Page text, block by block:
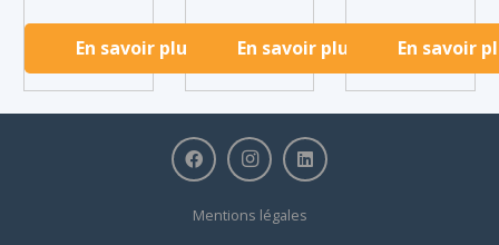
En savoir plus En savoir plus En savoir
Mentions légales